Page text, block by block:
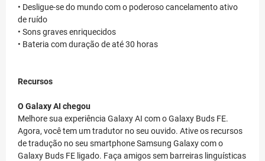
• Desligue-se do mundo com o poderoso cancelamento ativo
de ruído
• Sons graves enriquecidos
• Bateria com duração de até 30 horas
Recursos
O Galaxy AI chegou
Melhore sua experiência Galaxy AI com o Galaxy Buds FE.
Agora, você tem um tradutor no seu ouvido. Ative os recursos
de tradução no seu smartphone Samsung Galaxy com o
Galaxy Buds FE ligado. Faça amigos sem barreiras linguísticas